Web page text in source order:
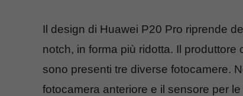
Il design di Huawei P20 Pro riprende
notch, in forma più ridotta. Il
sono presenti tre diverse fotocamere.
fotocamera anteriore e il sensore per